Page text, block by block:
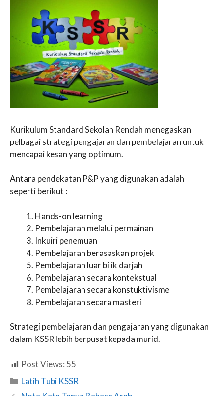
Kurikulum Standard Sekolah Rendah menegaskan
pelbagai strategi pengajaran dan pembelajaran untuk
mencapai kesan yang optimum.
Antara pendekatan P&P yang digunakan adalah
seperti berikut :
Hands-on learning
Pembelajaran melalui permainan
Inkuiri penemuan
Pembelajaran berasaskan projek
Pembelajaran luar bilik darjah
Pembelajaran secara kontekstual
Pembelajaran secara konstuktivisme
Pembelajaran secara masteri
Strategi pembelajaran dan pengajaran yang digunakan
dalam KSSR lebih berpusat kepada murid.
Post Views: 55
Categories
Latih Tubi KSSR